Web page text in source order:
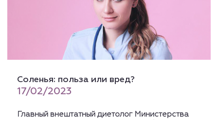
Соленья: польза или вред?
17/02/2023
Главный внештатный диетолог Министерства